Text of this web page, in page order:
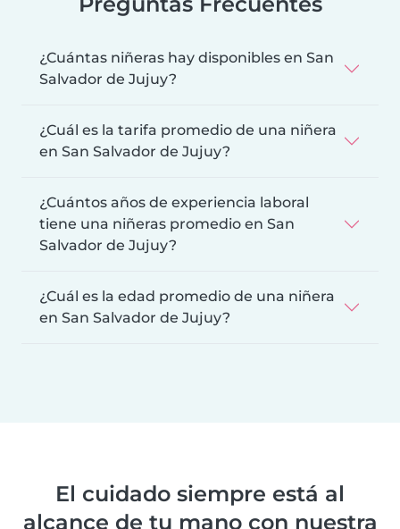
¿Cuántas niñeras hay disponibles en San
Salvador de Jujuy?
¿Cuál es la tarifa promedio de una niñera
en San Salvador de Jujuy?
¿Cuántos años de experiencia laboral
tiene una niñeras promedio en San
Salvador de Jujuy?
¿Cuál es la edad promedio de una niñera
en San Salvador de Jujuy?
El cuidado siempre está al
alcance de tu mano con nuestra